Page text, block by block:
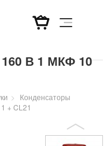
В 1 МКФ 10
Конденсаторы
+ CL21